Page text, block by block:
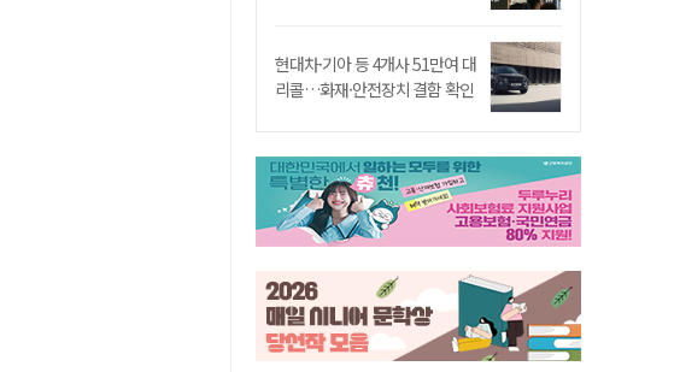
현대차·기아 등 4개사 51만여 대
리콜…화재·안전장치 결함 확인